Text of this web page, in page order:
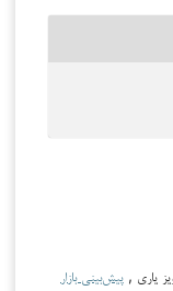
یاری , پیش‌بینی بازار